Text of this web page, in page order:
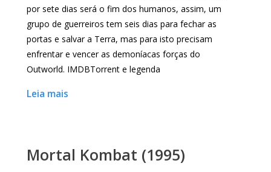
por sete dias será o fim dos humanos, assim, um
grupo de guerreiros tem seis dias para fechar as
portas e salvar a Terra, mas para isto precisam
enfrentar e vencer as demoníacas forças do
Outworld. IMDBTorrent e legenda
Leia mais
Mortal Kombat (1995)